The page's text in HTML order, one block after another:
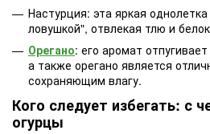
Настурция: эта яркая
ловушкой", отвлекая тлю и
Орегано: его аромат
а также орегано является
сохраняющим влагу.
Кого следует избегать: с
огурцы